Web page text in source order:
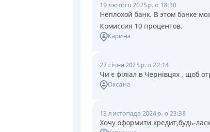
19 лютого 2025 р. о 18:30
Неплохой банк. В этом банке
Комиссия 10 процентов.
Карина
27 січня 2025 р. о 22:14
Чи є філіал в Чернівцях , щоб
Оксана
13 листопада 2024 р. о 23:38
Хочу оформити кредит,будь-